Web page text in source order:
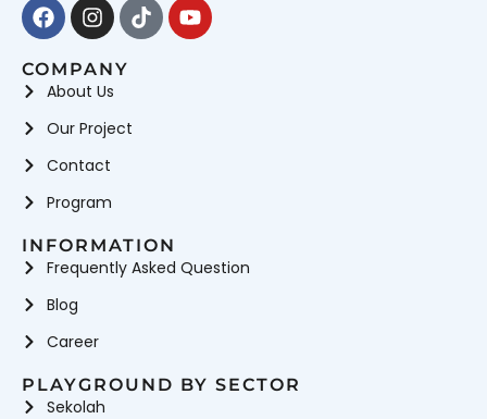
COMPANY
About Us
Our Project
Contact
Program
INFORMATION
Frequently Asked Question
Blog
Career
PLAYGROUND BY SECTOR
Sekolah